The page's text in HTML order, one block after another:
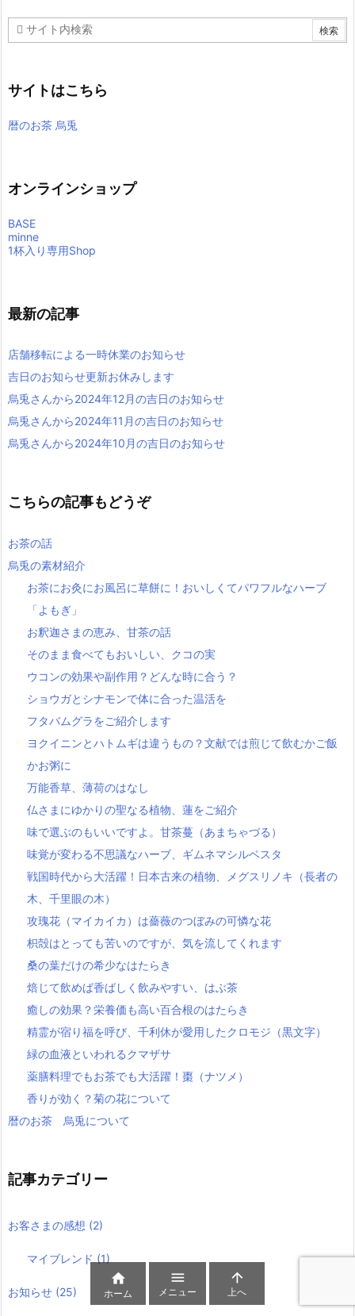
サイトはこちら
暦のお茶 烏兎
オンラインショップ
BASE
minne
1杯入り専用Shop
最新の記事
店舗移転による一時休業のお知らせ
吉日のお知らせ更新お休みします
烏兎さんから2024年12月の吉日のお知らせ
烏兎さんから2024年11月の吉日のお知らせ
烏兎さんから2024年10月の吉日のお知らせ
こちらの記事もどうぞ
お茶の話
烏兎の素材紹介
お茶にお灸にお風呂に草餅に！おいしくてパワフルなハーブ
「よもぎ」
お釈迦さまの恵み、甘茶の話
そのまま食べてもおいしい、クコの実
ウコンの効果や副作用？どんな時に合う？
ショウガとシナモンで体に合った温活を
フタバムグラをご紹介します
ヨクイニンとハトムギは違うもの？文献では煎じて飲むかご飯
かお粥に
万能香草、薄荷のはなし
仏さまにゆかりの聖なる植物、蓮をご紹介
味で選ぶのもいいですよ。甘茶蔓（あまちゃづる）
味覚が変わる不思議なハーブ、ギムネマシルベスタ
戦国時代から大活躍！日本古来の植物、メグスリノキ（長者の
木、千里眼の木）
攻瑰花（マイカイカ）は薔薇のつぼみの可憐な花
枳殻はとっても苦いのですが、気を流してくれます
桑の葉だけの希少なはたらき
焙じて飲めば香ばしく飲みやすい、はぶ茶
癒しの効果？栄養価も高い百合根のはたらき
精霊が宿り福を呼び、千利休が愛用したクロモジ（黒文字）
緑の血液といわれるクマザサ
薬膳料理でもお茶でも大活躍！棗（ナツメ）
香りが効く？菊の花について
暦のお茶 烏兎について
記事カテゴリー
お客さまの感想 (2)
マイブレンド (1)
お知らせ (25)

ホーム

メニュー

上へ